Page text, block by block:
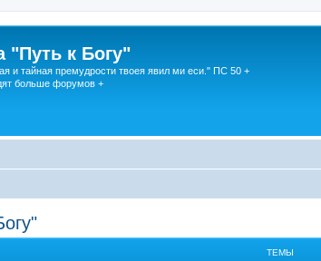
"Путь к Богу"
и тайная премудрости твоея явил ми еси." ПС 50 +
больше форумов +
ТЕМЫ